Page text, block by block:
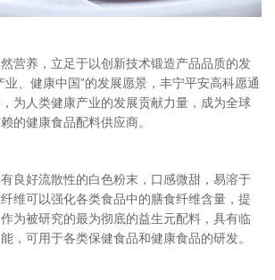
营养，立足于以创新技术锻造产品品质的发
业、健康中国”的发展愿景，丰宁平安高科愿通
为人类健康产业的发展贡献力量，成为全球
的健康食品配料供应商。
良好流散性的白色粉末，口感微甜，易溶于
维可以强化各类食品中的膳食纤维含量，提
为被研究的最为彻底的益生元配料，具有临
，可用于各类保健食品和健康食品的研发。